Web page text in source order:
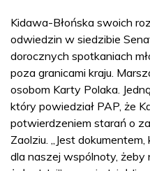
Kidawa-Błońska swoich
odwiedzin w siedzibie
dorocznych spotkaniach
poza granicami kraju.
osobom Karty Polaka.
który powiedział PAP, że
potwierdzeniem starań o
Zaolziu. „Jest
dla naszej wspólnoty, żeby